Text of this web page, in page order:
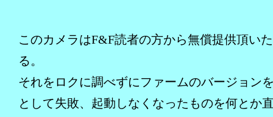
このカメラはF&F読者の方から無償提供頂い
る。
それをロクに調べずにファームのバージョン
として失敗、起動しなくなったものを何とか